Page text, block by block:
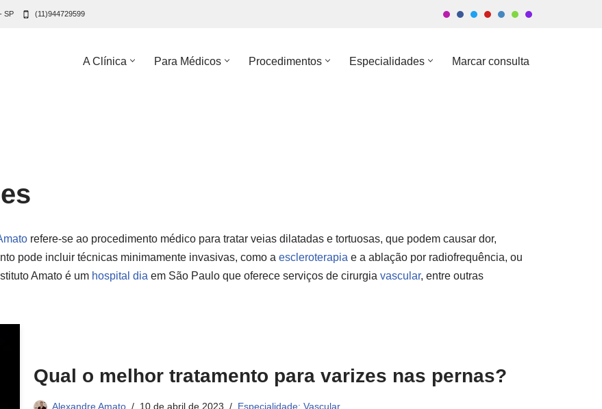
SP (11)944729599
A Clínica Para Médicos Procedimentos Especialidades Marcar consulta
refere-se ao procedimento médico para tratar veias dilatadas e tortuosas, que podem causar dor,
pode incluir técnicas minimamente invasivas, como a escleroterapia e a ablação por radiofrequência, ou
Amato é um hospital dia em São Paulo que oferece serviços de cirurgia vascular, entre outras
Qual o melhor tratamento para varizes nas pernas?
Alexandre Amato 10 de abril de 2023 Especialidade: Vascular